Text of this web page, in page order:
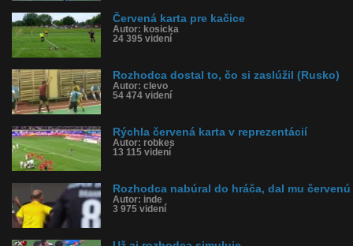
Červená karta pre kačice
Autor: kosicka
24 395 videní
Rozhodca dostal to, čo si zaslúžil (Rusko)
Autor: clevo
54 474 videní
Rýchla červená karta v reprezentácií
Autor: robkes
13 115 videní
Rozhodca nabúral do hráča, dal mu červenú
Autor: inde
3 975 videní